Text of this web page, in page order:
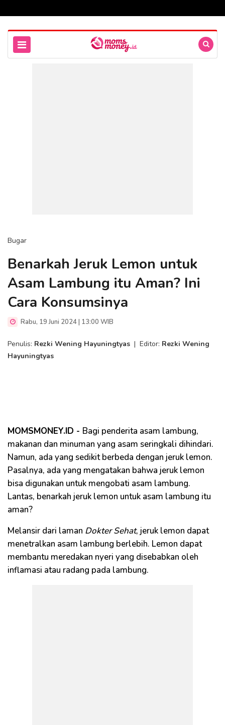
Bugar
Benarkah Jeruk Lemon untuk
Asam Lambung itu Aman? Ini
Cara Konsumsinya
Rabu, 19 Juni 2024 | 13:00 WIB
Penulis: Rezki Wening Hayuningtyas | Editor: Rezki Wening
Hayuningtyas
MOMSMONEY.ID - Bagi penderita asam lambung,
makanan dan minuman yang asam seringkali dihindari.
Namun, ada yang sedikit berbeda dengan jeruk lemon.
Pasalnya, ada yang mengatakan bahwa jeruk lemon
bisa digunakan untuk mengobati asam lambung.
Lantas, benarkah jeruk lemon untuk asam lambung itu
aman?
Melansir dari laman Dokter Sehat, jeruk lemon dapat
menetralkan asam lambung berlebih. Lemon dapat
membantu meredakan nyeri yang disebabkan oleh
inflamasi atau radang pada lambung.